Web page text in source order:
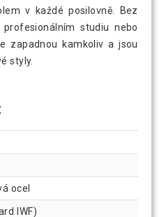
v každé posilovně. Bez
studiu nebo
zapadnou kamkoliv a jsou
styly.
ocel
IWF)